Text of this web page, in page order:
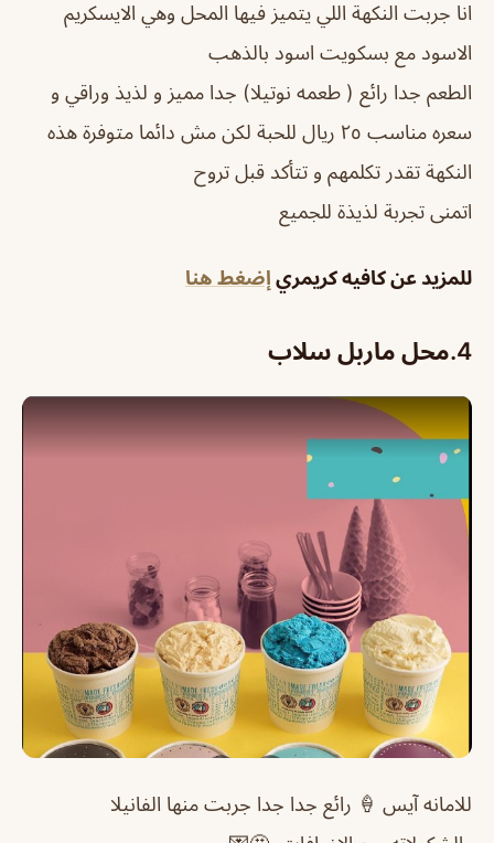
انا جربت النكهة اللي يتميز فيها المحل وهي الايسكريم
الاسود مع بسكويت اسود بالذهب
الطعم جدا رائع ( طعمه نوتيلا) جدا مميز و لذيذ وراقي و
سعره مناسب ٢٥ ريال للحبة لكن مش دائما متوفرة هذه
النكهة تقدر تكلمهم و تتأكد قبل تروح
اتمنى تجربة لذيذة للجميع
للمزيد عن كافيه كريمري إضغط هنا
4. محل ماربل سلاب
للامانه آيس 🍦 رائع جدا جدا جربت منها الفانيلا